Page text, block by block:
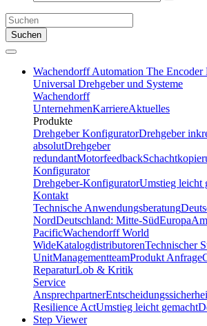
Suchen
Wachendorff Automation The Encoder
Universal Drehgeber und Systeme
Wachendorff
UnternehmenKarriereAktuelles
Produkte
Drehgeber KonfiguratorDrehgeber
absolutDrehgeber
redundantMotorfeedback
Konfigurator
Drehgeber-KonfiguratorUmstieg leicht
Kontakt
Technische Anwendungsberatung
NordDeutschland: Mitte-SüdEuropa
PacificWachendorff World
WideKatalogdistributorenTechnischer
UnitManagementteamProdukt Anfrage
ReparaturLob & Kritik
Service
Ansprechpartner
Resilience ActUmstieg leicht gemacht
Step Viewer